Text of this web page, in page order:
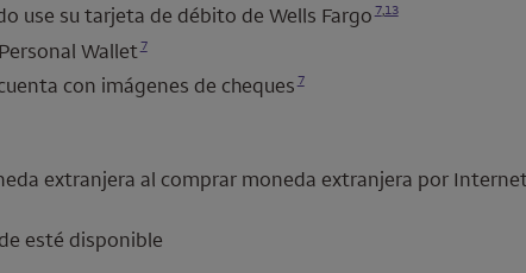
use su tarjeta de débito de Wells Fargo 7,13
Wallet7
con imágenes de cheques 7
extranjera al comprar moneda extranjera por
esté disponible